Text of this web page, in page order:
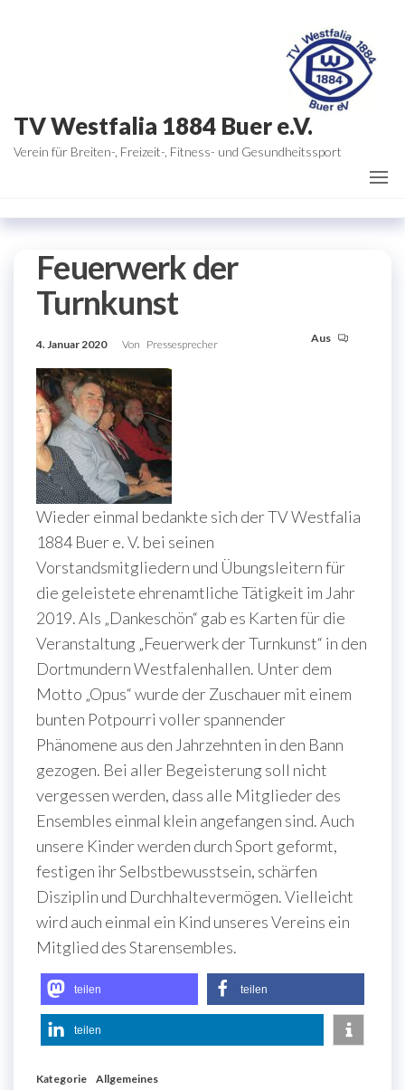
TV Westfalia 1884 Buer e.V.
Verein für Breiten-, Freizeit-, Fitness- und Gesundheitssport
Feuerwerk der
Turnkunst
4. Januar 2020 Von Pressesprecher Aus
Wieder einmal bedankte sich der TV Westfalia
1884 Buer e. V. bei seinen
Vorstandsmitgliedern und Übungsleitern für
die geleistete ehrenamtliche Tätigkeit im Jahr
2019. Als „Dankeschön“ gab es Karten für die
Veranstaltung „Feuerwerk der Turnkunst“ in den
Dortmundern Westfalenhallen. Unter dem
Motto „Opus“ wurde der Zuschauer mit einem
bunten Potpourri voller spannender
Phänomene aus den Jahrzehnten in den Bann
gezogen. Bei aller Begeisterung soll nicht
vergessen werden, dass alle Mitglieder des
Ensembles einmal klein angefangen sind. Auch
unsere Kinder werden durch Sport geformt,
festigen ihr Selbstbewusstsein, schärfen
Disziplin und Durchhaltevermögen. Vielleicht
wird auch einmal ein Kind unseres Vereins ein
Mitglied des Starensembles.
teilen teilen
teilen
Kategorie Allgemeines